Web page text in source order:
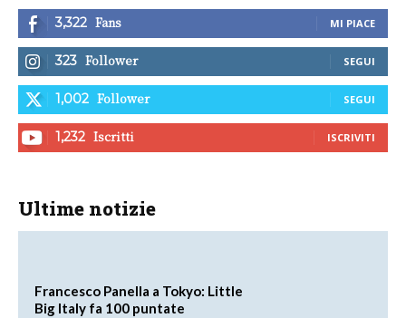
3,322 Fans MI PIACE
323 Follower SEGUI
1,002 Follower SEGUI
1,232 Iscritti ISCRIVITI
Ultime notizie
Francesco Panella a Tokyo: Little
Big Italy fa 100 puntate